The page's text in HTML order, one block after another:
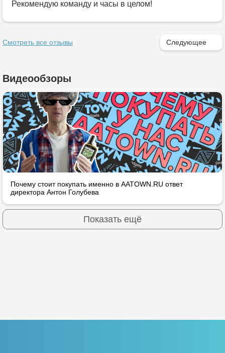
Рекомендую команду и часы в целом!
Смотреть все отзывы Следующее
Видеообзоры
Почему стоит покупать именно в AATOWN.RU ответ
директора Антон Голубева
Показать ещё